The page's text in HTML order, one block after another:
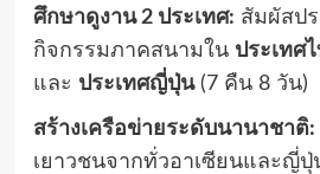
ศึกษาดูงาน 2 ประเทศ: สัมผัสป
กิจกรรมภาคสนามใน ประเทศ
และ ประเทศญี่ปุ่น(7 คืน 8 วัน)
สร้างเครือข่ายระดับนานาชาติ:
เยาวชนจากทั่วอาเซียนและญี่